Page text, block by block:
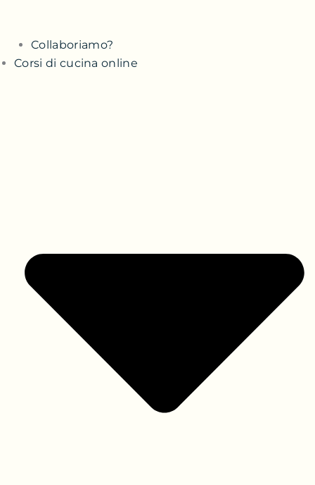
Collaboriamo?
Corsi di cucina online